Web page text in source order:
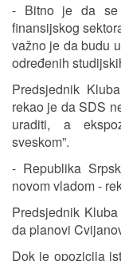
- Bitno je da se
finansijskog
važno je da budu
određenih
Predsjednik
rekao je da SDS
uraditi, a
sveskom”.
- Republika
novom vladom -
Predsjednik
da planovi
Dok je opozicija